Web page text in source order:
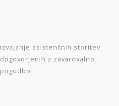
izvajanje asistenčnih storitev,
dogovorjenih z zavarovalno
pogodbo